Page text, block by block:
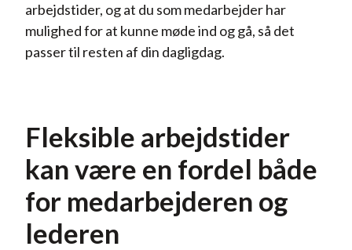
arbejdstider, og at du som medarbejder har
mulighed for at kunne møde ind og gå, så det
passer til resten af din dagligdag.
Fleksible arbejdstider
kan være en fordel både
for medarbejderen og
lederen